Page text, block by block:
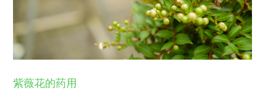
紫薇花的药用